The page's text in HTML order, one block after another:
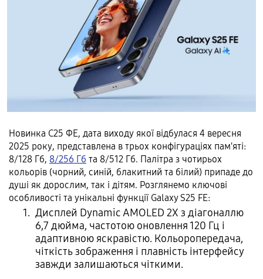
Новинка С25 ФЕ, дата виходу якої відбулася 4 вересня
2025 року, представлена в трьох конфігураціях пам'яті:
8/128 Гб, 8/256 Гб та 8/512 Гб. Палітра з чотирьох
кольорів (чорний, синій, блакитний та білий) припаде до
душі як дорослим, так і дітям. Розглянемо ключові
особливості та унікальні функції Galaxy S25 FE:
Дисплей Dynamic AMOLED 2X з діагоналлю
6,7 дюйма, частотою оновлення 120 Гц і
адаптивною яскравістю. Кольоропередача,
чіткість зображення і плавність інтерфейсу
завжди залишаються чіткими.